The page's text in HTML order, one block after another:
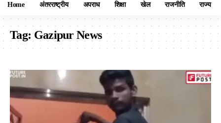
Home अंतरराष्ट्रीय अपराध शिक्षा खेल राजनीति राज्य
Tag:Gazipur News